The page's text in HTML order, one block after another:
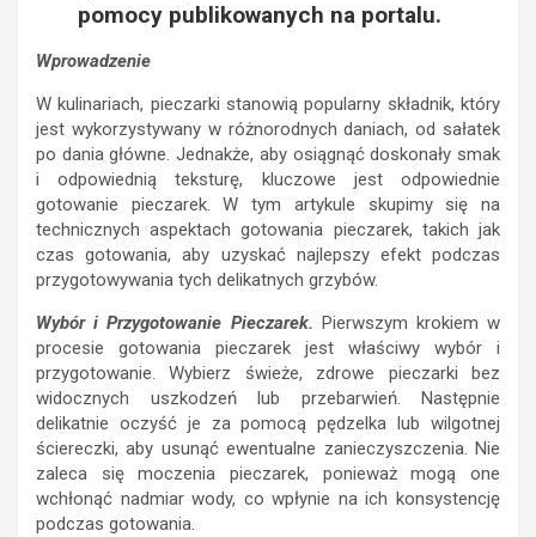
pomocy publikowanych na portalu.
Wprowadzenie
W kulinariach, pieczarki stanowią popularny składnik, który
jest wykorzystywany w różnorodnych daniach, od sałatek
po dania główne. Jednakże, aby osiągnąć doskonały smak
i odpowiednią teksturę, kluczowe jest odpowiednie
gotowanie pieczarek. W tym artykule skupimy się na
technicznych aspektach gotowania pieczarek, takich jak
czas gotowania, aby uzyskać najlepszy efekt podczas
przygotowywania tych delikatnych grzybów.
Wybór i Przygotowanie Pieczarek. Pierwszym krokiem w
procesie gotowania pieczarek jest właściwy wybór i
przygotowanie. Wybierz świeże, zdrowe pieczarki bez
widocznych uszkodzeń lub przebarwień. Następnie
delikatnie oczyść je za pomocą pędzelka lub wilgotnej
ściereczki, aby usunąć ewentualne zanieczyszczenia. Nie
zaleca się moczenia pieczarek, ponieważ mogą one
wchłonąć nadmiar wody, co wpłynie na ich konsystencję
podczas gotowania.